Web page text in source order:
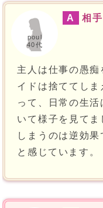
poul
40代
A 相
主人は仕事の愚痴
イドは捨ててし
って、日常の生
いて様子を見てま
しまうのは逆効
と感じています。